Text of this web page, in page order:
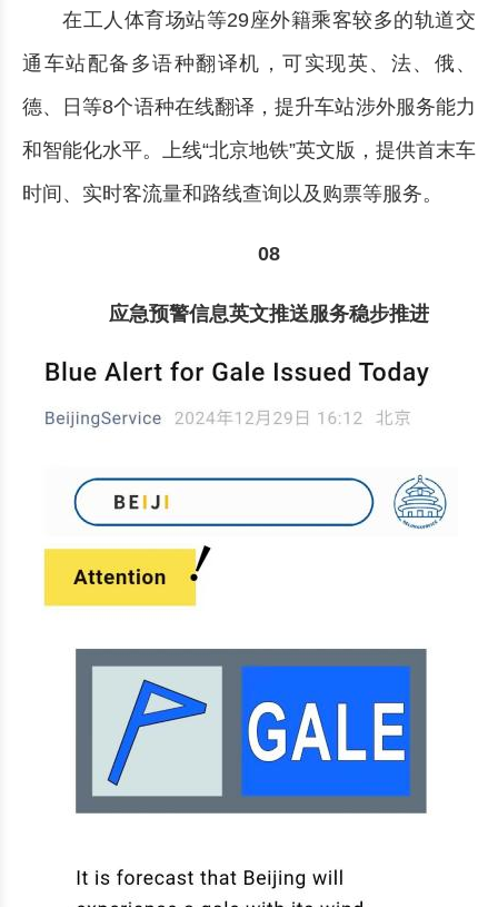
在工人体育场站等29座外籍乘客较多的轨道交
通车站配备多语种翻译机，可实现英、法、俄、
德、日等8个语种在线翻译，提升车站涉外服务能力
和智能化水平。上线“北京地铁”英文版，提供首末车
时间、实时客流量和路线查询以及购票等服务。
08
应急预警信息英文推送服务稳步推进